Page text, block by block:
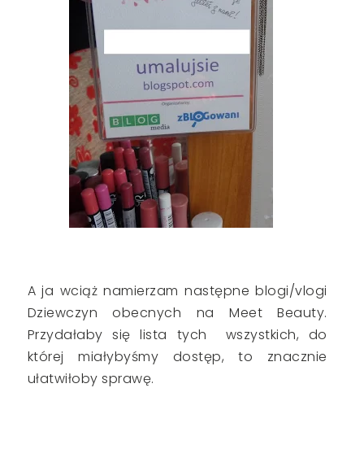
A ja wciąż namierzam następne blogi/vlogi
Dziewczyn obecnych na Meet Beauty.
Przydałaby się lista tych wszystkich, do
której miałybyśmy dostęp, to znacznie
ułatwiłoby sprawę.